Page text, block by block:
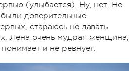
(улыбается). Ну, нет. Не
доверительные
стараюсь не давать
Лена очень мудрая женщина,
и не ревнует.